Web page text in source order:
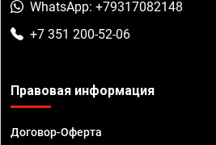
WhatsApp: +79317082148
+7 351 200-52-06
Правовая информация
Договор-Оферта